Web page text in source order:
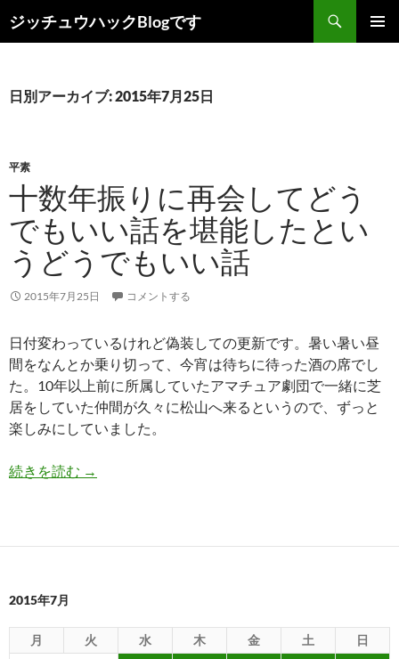
ン
ツ
キ
プ
ジッチュウハックBlogです
索
日別アーカイブ: 2015年7月25日
平素
十数年振りに再会してどう
でもいい話を堪能したとい
うどうでもいい話
2015年7月25日 コメントする
日付変わっているけれど偽装しての更新です。暑い暑い昼
間をなんとか乗り切って、今宵は待ちに待った酒の席でし
た。10年以上前に所属していたアマチュア劇団で一緒に芝
居をしていた仲間が久々に松山へ来るというので、ずっと
楽しみにしていました。
続きを読む 十数年振りに再会してどうでもいい話を堪能し
→
2015年7月
月 火 水 木 金 土
日